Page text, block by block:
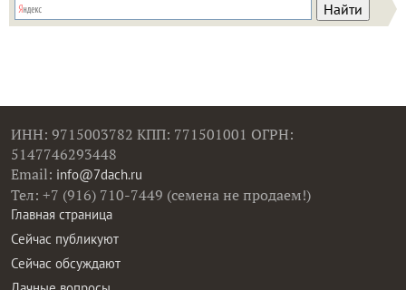
ИНН: 9715003782 КПП: 771501001 ОГРН:
5147746293448
Email: info@7dach.ru
Тел: +7 (916) 710-7449 (семена не продаем!)
Главная страница
Сейчас публикуют
Сейчас обсуждают